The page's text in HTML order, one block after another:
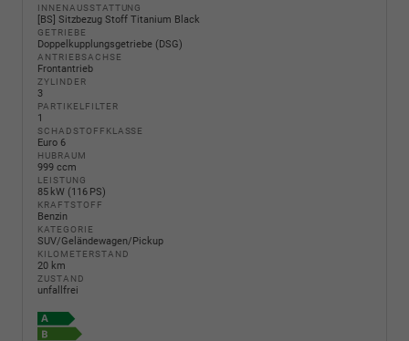
INNENAUSSTATTUNG
[BS] Sitzbezug Stoff Titanium Black
GETRIEBE
Doppelkupplungsgetriebe (DSG)
ANTRIEBSACHSE
Frontantrieb
ZYLINDER
3
PARTIKELFILTER
1
SCHADSTOFFKLASSE
Euro 6
HUBRAUM
999 ccm
LEISTUNG
85 kW (116 PS)
KRAFTSTOFF
Benzin
KATEGORIE
SUV/Geländewagen/Pickup
KILOMETERSTAND
20 km
ZUSTAND
unfallfrei